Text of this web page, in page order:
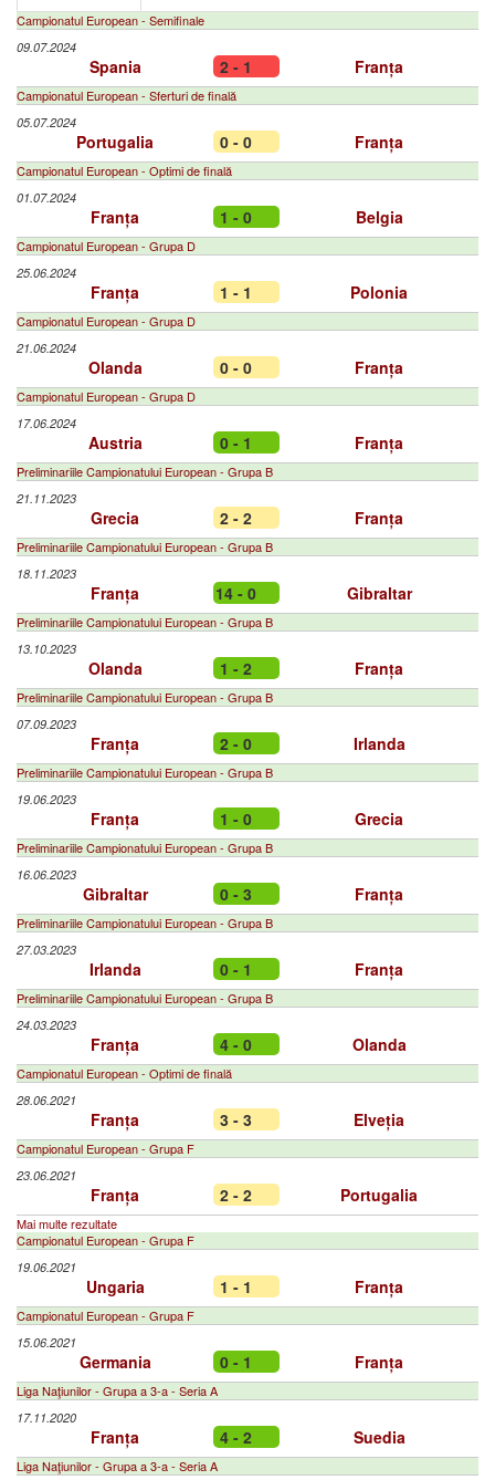
Campionatul European - Semifinale
09.07.2024
Spania 2 - 1 Franța
Campionatul European - Sferturi de finală
05.07.2024
Portugalia 0 - 0 Franța
Campionatul European - Optimi de finală
01.07.2024
Franța 1 - 0 Belgia
Campionatul European - Grupa D
25.06.2024
Franța 1 - 1 Polonia
Campionatul European - Grupa D
21.06.2024
Olanda 0 - 0 Franța
Campionatul European - Grupa D
17.06.2024
Austria 0 - 1 Franța
Preliminariile Campionatului European - Grupa B
21.11.2023
Grecia 2 - 2 Franța
Preliminariile Campionatului European - Grupa B
18.11.2023
Franța 14 - 0 Gibraltar
Preliminariile Campionatului European - Grupa B
13.10.2023
Olanda 1 - 2 Franța
Preliminariile Campionatului European - Grupa B
07.09.2023
Franța 2 - 0 Irlanda
Preliminariile Campionatului European - Grupa B
19.06.2023
Franța 1 - 0 Grecia
Preliminariile Campionatului European - Grupa B
16.06.2023
Gibraltar 0 - 3 Franța
Preliminariile Campionatului European - Grupa B
27.03.2023
Irlanda 0 - 1 Franța
Preliminariile Campionatului European - Grupa B
24.03.2023
Franța 4 - 0 Olanda
Campionatul European - Optimi de finală
28.06.2021
Franța 3 - 3 Elveția
Campionatul European - Grupa F
23.06.2021
Franța 2 - 2 Portugalia
Mai multe rezultate
Campionatul European - Grupa F
19.06.2021
Ungaria 1 - 1 Franța
Campionatul European - Grupa F
15.06.2021
Germania 0 - 1 Franța
Liga Naţiunilor - Grupa a 3-a - Seria A
17.11.2020
Franța 4 - 2 Suedia
Liga Naţiunilor - Grupa a 3-a - Seria A